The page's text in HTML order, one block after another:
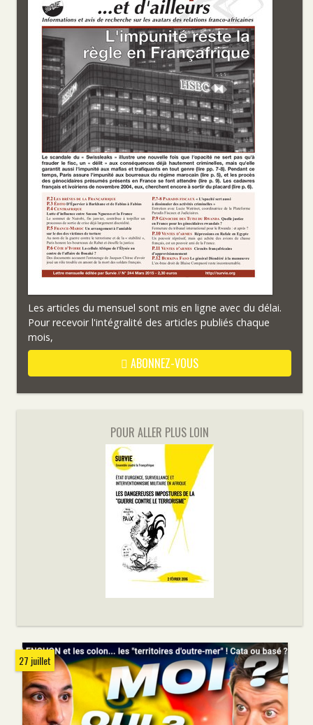
Les articles du mensuel sont mis en ligne avec du délai.
Pour recevoir l'intégralité des articles publiés chaque
mois,
ABONNEZ-VOUS
POUR ALLER PLUS LOIN
27 juillet